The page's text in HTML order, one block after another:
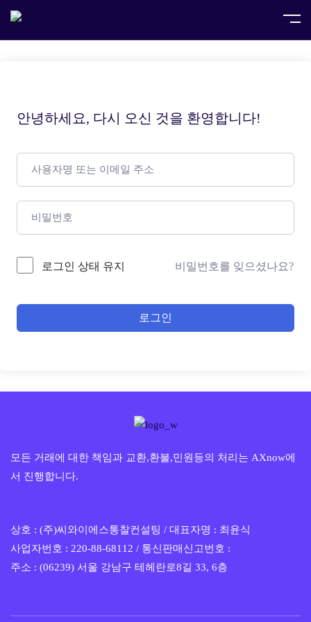
안녕하세요, 다시 오신 것을 환영합니다!
로그인 상태 유지 비밀번호를 잊으셨나요?
로그인
모든 거래에 대한 책임과 교환,환불,민원등의 처리는 AXnow에
서 진행합니다.
상호 : (주)씨와이에스통찰컨설팅 / 대표자명 : 최윤식
사업자번호 : 220-88-68112 / 통신판매신고번호 :
주소 : (06239) 서울 강남구 테헤란로8길 33, 6층